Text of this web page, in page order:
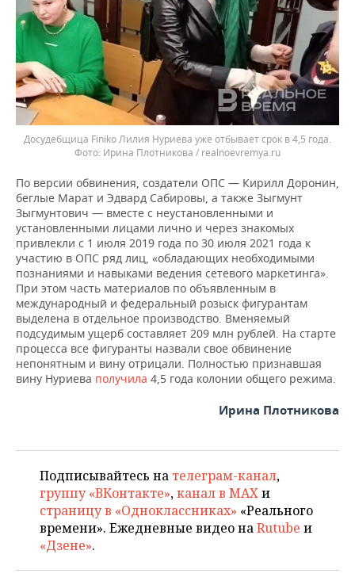
Досудебщица Finiko Лилия Нуриева уже отбывает срок в 4,5 года.
Ирина Плотникова / realnoevremya.ru
По версии обвинения, создатели ОПС — Кирилл Доронин,
беглые Марат и Эдвард Сабировы, а также Зыгмунт
Зыгмунтович — вместе с неустановленными и
установленными лицами лично и через знакомых
привлекли с 1 июля 2019 года по 30 июля 2021 года к
участию в ОПС ряд лиц, «обладающих необходимыми
познаниями и навыками ведения сетевого маркетинга».
При этом часть материалов по объявленным в
международный и федеральный розыск фигурантам
выделена в отдельное производство. Вменяемый
подсудимым ущерб составляет 209 млн рублей. На старте
процесса все фигуранты назвали свое обвинение
непонятным и вину отрицали. Полностью признавшая
вину Нуриева получила 4,5 года колонии общего режима.
Ирина Плотникова
Подписывайтесь на телеграм-канал,
группу «ВКонтакте»,канал в MAXи
страницу в «Одноклассниках» «Реального
времени». Ежедневные видео наRutube и
«Дзене».